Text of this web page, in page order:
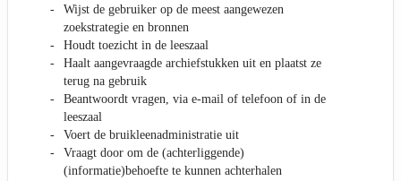
Wijst de gebruiker op de meest aangewezen
zoekstrategie en bronnen
Houdt toezicht in de leeszaal
Haalt aangevraagde archiefstukken uit en plaatst ze
terug na gebruik
Beantwoordt vragen, via e-mail of telefoon of in de
leeszaal
Voert de bruikleenadministratie uit
Vraagt door om de (achterliggende)
(informatie)behoefte te kunnen achterhalen